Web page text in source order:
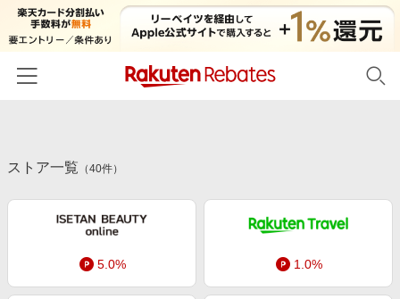
カテゴリー一覧
百貨店・総合ECモール
ファッション・インナー・小物
食品・スイーツ・お酒
日用品・キッチン用品
初回購入者限定特典
友達紹介
ストア一覧 （40件）
5.0% 1.0%